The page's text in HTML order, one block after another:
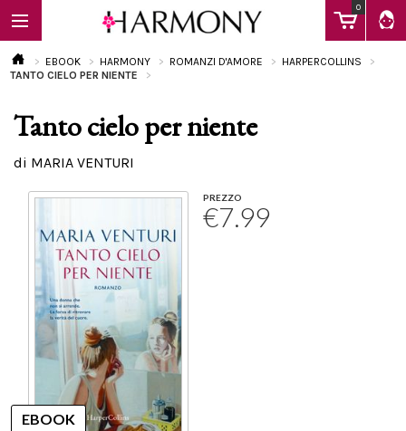
0
EBOOK
Calendario
EBOOK HARMONY ROMANZI D'AMORE
HARPERCOLLINS
TANTO CIELO PER NIENTE
Tanto cielo per niente
di MARIA VENTURI
PREZZO
€7.99